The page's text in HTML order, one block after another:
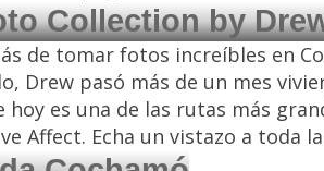
Collection by
de tomar fotos increíbles en
Drew pasó más de un mes
hoy es una de las rutas más
Affect. Echa un vistazo a toda